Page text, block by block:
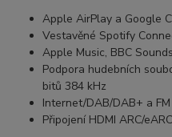
Apple AirPlay a Google
Vestavěné Spotify
Apple Music, BBC
Podpora hudebních
bitů 384 kHz
Internet/DAB/DAB+ a
Připojení HDMI ARC/eARC